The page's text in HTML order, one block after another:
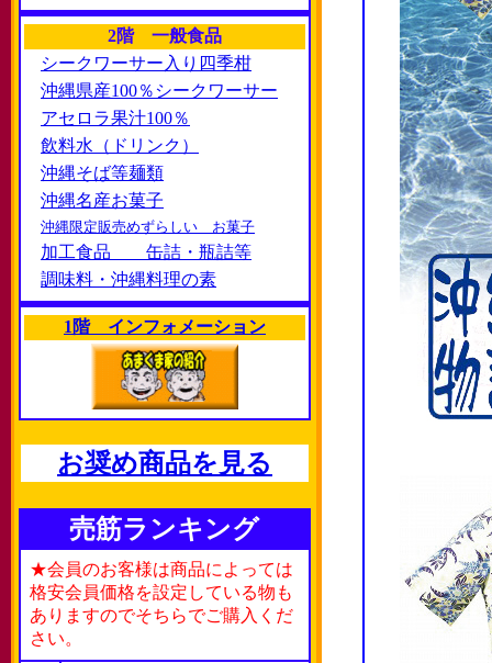
2階 一般食品
シークワーサー入り四季柑
沖縄県産100％シークワーサー
アセロラ果汁100％
飲料水（ドリンク）
沖縄そば等麺類
沖縄名産お菓子
沖縄限定販売めずらしい お菓子
加工食品 缶詰・瓶詰等
調味料・沖縄料理の素
1階 インフォメーション
お奨め商品を見る
売筋ランキング
★会員のお客様は商品によっては
格安会員価格を設定している物も
ありますのでそちらでご購入くだ
さい。